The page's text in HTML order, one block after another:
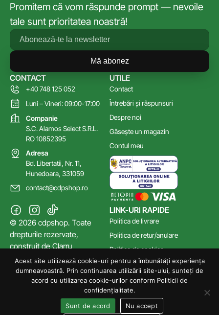
Promitem că vom răspunde prompt — nevoile
tale sunt prioritatea noastră!
Mă abonez
LINK-URI RAPIDE
Politica de livrare
Politica de retur/anulare
Politica de cookies
Poltica de confidențialitate
Termeni și Condiții
UTILE
Contact
Întrebări și răspunsuri
Despre noi
Găsește un magazin
Contul meu
CONTACT
+40 748 125 052
Luni – Vineri: 09:00-17:00
Companie
S.C. Alamos Select S.R.L.
RO 10852395
Adresa
Bd. Libertatii, Nr. 11,
Hunedoara, 331059
contact@cdpshop.ro
© 2026 cdpshop. Toate
drepturile rezervate,
construit deClarru
Acest site utilizează cookie-uri pentru a îmbunătăți experiența
dumneavoastră. Prin continuarea utilizării site-ului, sunteți de
acord cu utilizarea cookie-urilor conform Politicii de
confidențialitate.
Sunt de acord
Nu accept